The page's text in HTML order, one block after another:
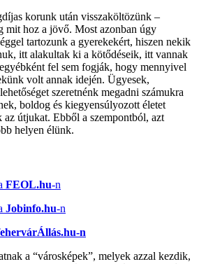
korunk után visszaköltözünk –
mit hoz a jövő. Most azonban úgy
tartozunk a gyerekekért, hiszen nekik
itt alakultak ki a kötődéseik, itt vannak
fel sem fogják, hogy mennyivel
volt annak idején. Ügyesek,
szeretnénk megadni számukra
boldog és kiegyensúlyozott életet
az útjukat. Ebből a szempontból, azt
helyen élünk.
FEOL.hu-n
Jobinfo.hu-n
n
a “városképek”, melyek azzal kezdik,